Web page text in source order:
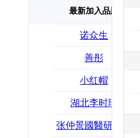
最新加入品牌
诺众生
善彤
小红帽
湖北李时珍
张仲景國醫研究院